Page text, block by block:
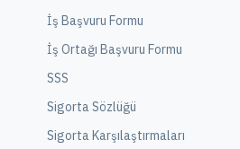
İş Başvuru Formu
İş Ortağı Başvuru Formu
SSS
Sigorta Sözlüğü
Sigorta Karşılaştırmaları